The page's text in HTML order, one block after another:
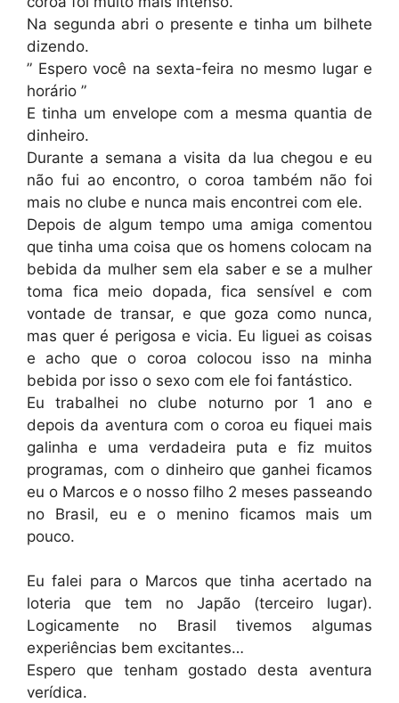
Na segunda abri o presente e tinha um bilhete
dizendo.
” Espero você na sexta-feira no mesmo lugar e
horário ”
E tinha um envelope com a mesma quantia de
dinheiro.
Durante a semana a visita da lua chegou e eu
não fui ao encontro, o coroa também não foi
mais no clube e nunca mais encontrei com ele.
Depois de algum tempo uma amiga comentou
que tinha uma coisa que os homens colocam na
bebida da mulher sem ela saber e se a mulher
toma fica meio dopada, fica sensível e com
vontade de transar, e que goza como nunca,
mas quer é perigosa e vicia. Eu liguei as coisas
e acho que o coroa colocou isso na minha
bebida por isso o sexo com ele foi fantástico.
Eu trabalhei no clube noturno por 1 ano e
depois da aventura com o coroa eu fiquei mais
galinha e uma verdadeira puta e fiz muitos
programas, com o dinheiro que ganhei ficamos
eu o Marcos e o nosso filho 2 meses passeando
no Brasil, eu e o menino ficamos mais um
pouco.
Eu falei para o Marcos que tinha acertado na
loteria que tem no Japão (terceiro lugar).
Logicamente no Brasil tivemos algumas
experiências bem excitantes…
Espero que tenham gostado desta aventura
verídica.